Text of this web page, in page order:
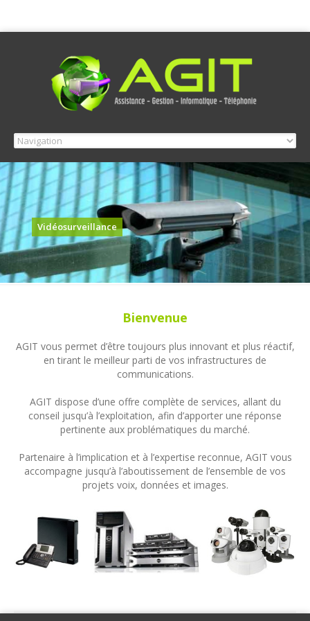
Vidéosurveillance
Bienvenue
AGIT vous permet d’être toujours plus innovant et plus réactif,
en tirant le meilleur parti de vos infrastructures de
communications.
AGIT dispose d’une offre complète de services, allant du
conseil jusqu’à l’exploitation, afin d’apporter une réponse
pertinente aux problématiques du marché.
Partenaire à l’implication et à l’expertise reconnue, AGIT vous
accompagne jusqu’à l’aboutissement de l’ensemble de vos
projets voix, données et images.